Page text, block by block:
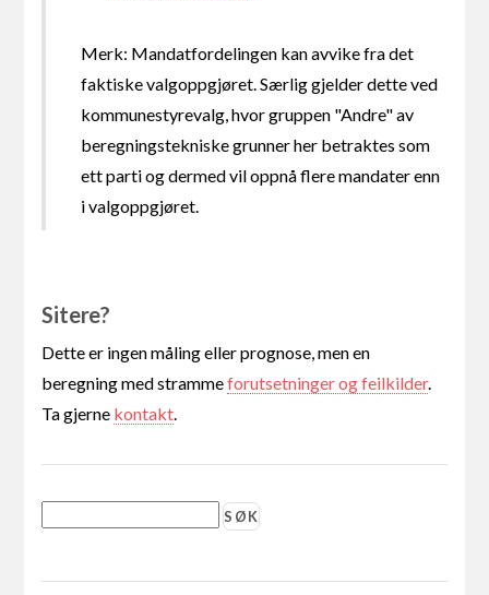
Merk: Mandatfordelingen kan avvike fra det
faktiske valgoppgjøret. Særlig gjelder dette ved
kommunestyrevalg, hvor gruppen "Andre" av
beregningstekniske grunner her betraktes som
ett parti og dermed vil oppnå flere mandater enn
i valgoppgjøret.
Sitere?
Dette er ingen måling eller prognose, men en
beregning med strammeforutsetninger og feilkilder.
Ta gjerne kontakt.